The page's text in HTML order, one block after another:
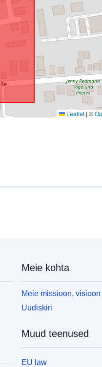
Leaflet | ©
Meie kohta
Meie missioon,
Uudiskiri
Muud teenused
EU law